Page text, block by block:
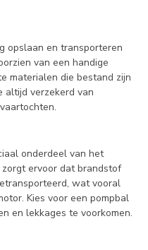
opslaan en transporteren
van een handige
materialen die bestand zijn
altijd verzekerd van
onderdeel van het
ervoor dat brandstof
wat vooral
Kies voor een pompbal
en lekkages te voorkomen.